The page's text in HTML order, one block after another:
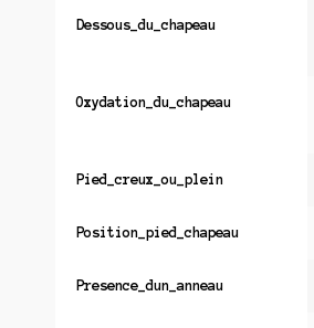
Dessous_du_chapeau
Oxydation_du_chapeau
Pied_creux_ou_plein
Position_pied_chapeau
Presence_dun_anneau